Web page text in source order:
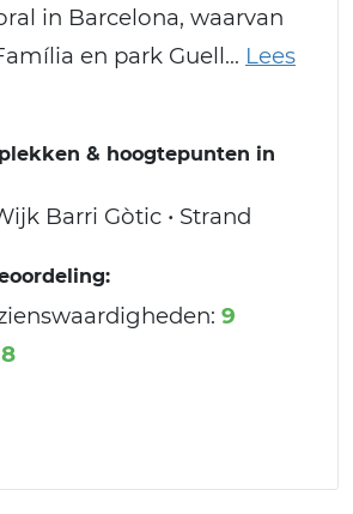
in Barcelona, waarvan
en park Guell
& hoogtepunten in
Barri Gòtic • Strand
9
8